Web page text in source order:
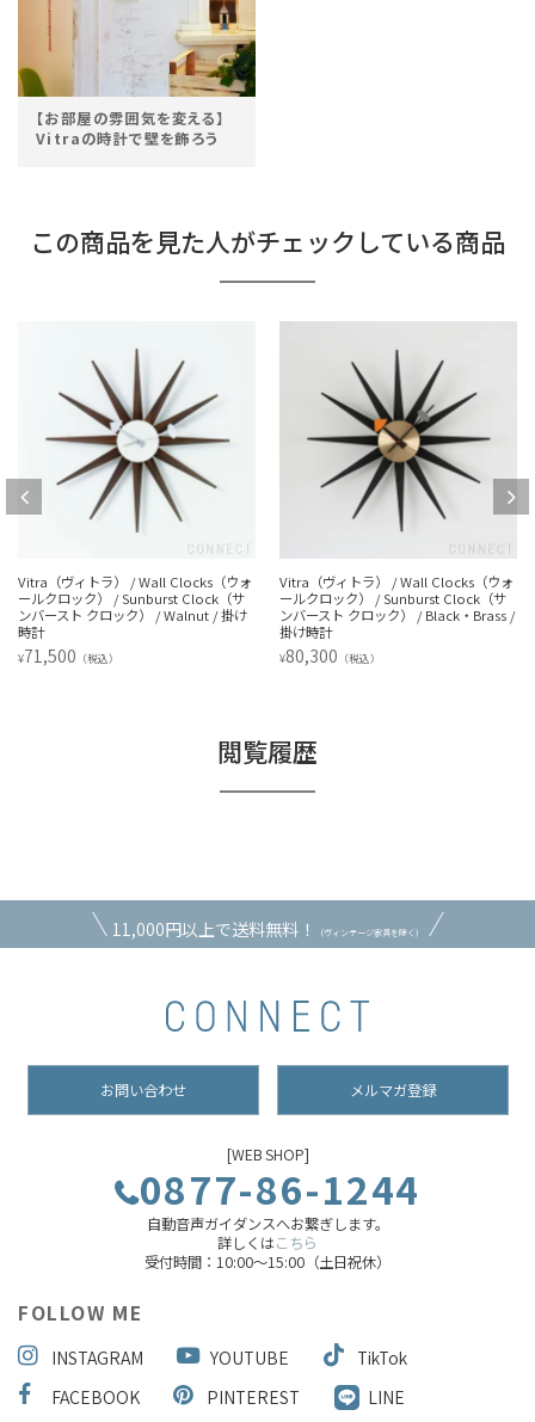
【お部屋の雰囲気を変える】
Vitraの時計で壁を飾ろう
この商品を見た人がチェックしている商品
Vitra（ヴィトラ） / Wall Clocks（ウォ
ールクロック） / Sunburst Clock（サ
ンバースト クロック） / Walnut / 掛け
時計
¥71,500 （税込）
Vitra（ヴィトラ） / Wall Clocks（ウォ
ールクロック） / Sunburst Clock（サ
ンバースト クロック） / Black・Brass /
掛け時計
¥80,300 （税込）
閲覧履歴
11,000円以上で送料無料！ （ヴィンテージ家具を除く）
お問い合わせ メルマガ登録
[WEB SHOP]
0877-86-1244
自動音声ガイダンスへお繋ぎします。
詳しくはこちら
受付時間：10:00～15:00（土日祝休）
FOLLOW ME
INSTAGRAM YOUTUBE
TikTok
FACEBOOK
PINTEREST LINE